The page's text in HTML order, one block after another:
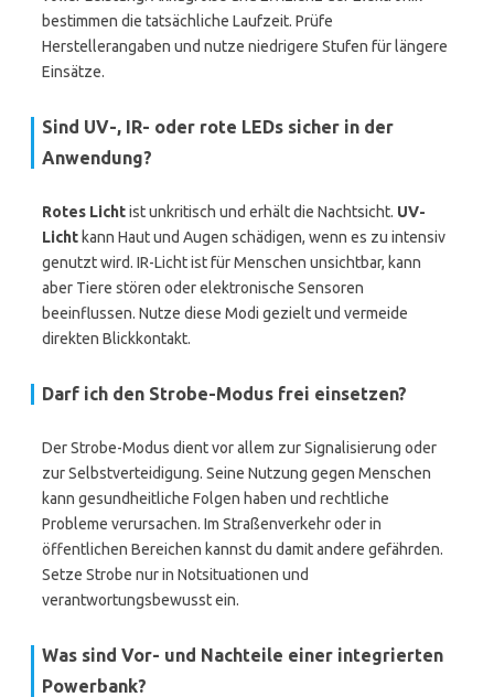
bestimmen die tatsächliche Laufzeit. Prüfe
Herstellerangaben und nutze niedrigere Stufen für längere
Einsätze.
Sind UV-, IR- oder rote LEDs sicher in der
Anwendung?
Rotes Lichtist unkritisch und erhält die Nachtsicht. UV-
Licht kann Haut und Augen schädigen, wenn es zu intensiv
genutzt wird. IR-Licht ist für Menschen unsichtbar, kann
aber Tiere stören oder elektronische Sensoren
beeinflussen. Nutze diese Modi gezielt und vermeide
direkten Blickkontakt.
Darf ich den Strobe-Modus frei einsetzen?
Der Strobe-Modus dient vor allem zur Signalisierung oder
zur Selbstverteidigung. Seine Nutzung gegen Menschen
kann gesundheitliche Folgen haben und rechtliche
Probleme verursachen. Im Straßenverkehr oder in
öffentlichen Bereichen kannst du damit andere gefährden.
Setze Strobe nur in Notsituationen und
verantwortungsbewusst ein.
Was sind Vor- und Nachteile einer integrierten
Powerbank?